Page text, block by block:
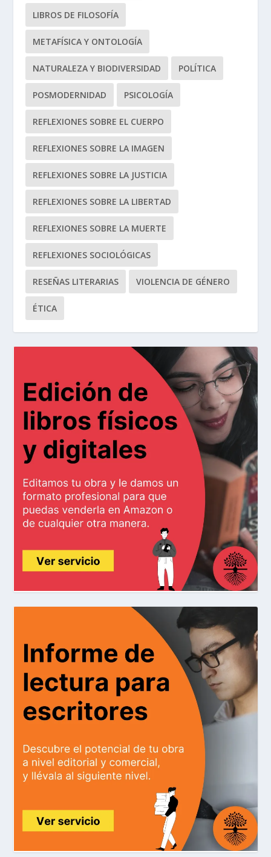
LIBROS DE FILOSOFÍA
METAFÍSICA Y ONTOLOGÍA
NATURALEZA Y BIODIVERSIDAD POLÍTICA
POSMODERNIDAD PSICOLOGÍA
REFLEXIONES SOBRE EL CUERPO
REFLEXIONES SOBRE LA IMAGEN
REFLEXIONES SOBRE LA JUSTICIA
REFLEXIONES SOBRE LA LIBERTAD
REFLEXIONES SOBRE LA MUERTE
REFLEXIONES SOCIOLÓGICAS
RESEÑAS LITERARIAS VIOLENCIA DE GÉNERO
ÉTICA